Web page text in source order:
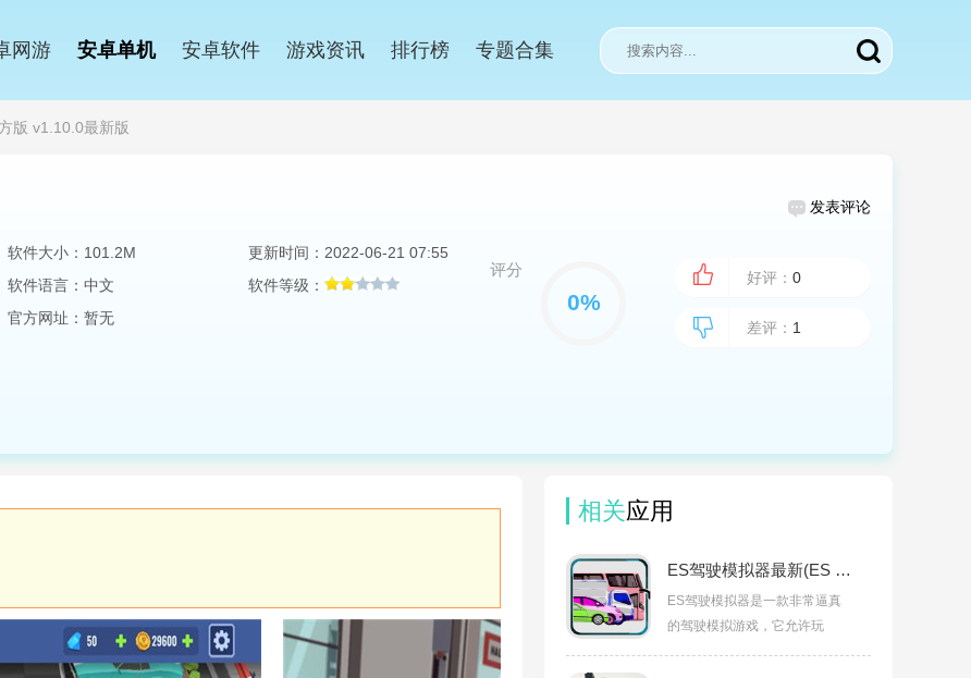
网游 安卓单机 安卓软件 游戏资讯 排行榜 专题合集
版 v1.10.0最新版
发表评论
软件大小：101.2M
更新时间：2022-06-21 07:55
软件语言：中文
软件等级：
官方网址：暂无
评分 好评： 0
差评： 1
相关应用
ES驾驶模拟器最新(ES MOD - modifikasi simulator mengemudi)v0.3.3
ES驾驶模拟器是一款非常逼真
的驾驶模拟游戏，它允许玩